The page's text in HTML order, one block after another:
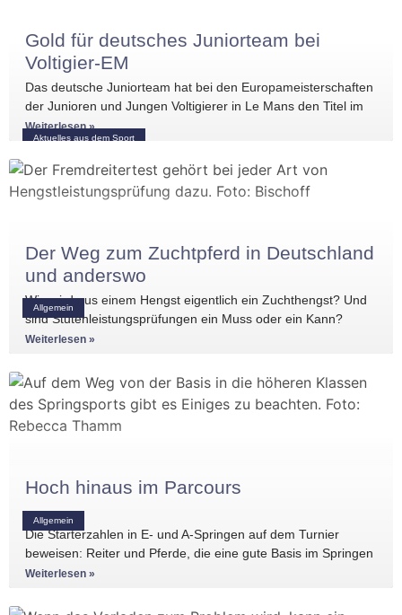
Aktuelles aus dem Sport
Gold für deutsches Juniorteam bei
Voltigier-EM
Das deutsche Juniorteam hat bei den Europameisterschaften
der Junioren und Jungen Voltigierer in Le Mans den Titel im
Gruppenvoltigieren gewonnen.
Weiterlesen »
Allgemein
Der Weg zum Zuchtpferd in Deutschland
und anderswo
Wie wird aus einem Hengst eigentlich ein Zuchthengst? Und
sind Stutenleistungsprüfungen ein Muss oder ein Kann?
Einblicke in die Regelwerke
Weiterlesen »
Allgemein
Hoch hinaus im Parcours
Die Starterzahlen in E- und A-Springen auf dem Turnier
beweisen: Reiter und Pferde, die eine gute Basis im Springen
haben, gibt es
Weiterlesen »